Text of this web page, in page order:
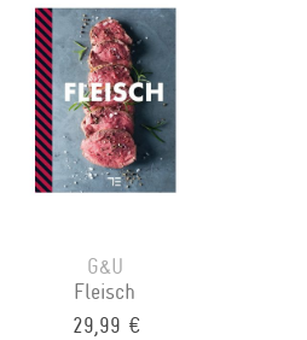
G&U
Fleisch
29,99 €